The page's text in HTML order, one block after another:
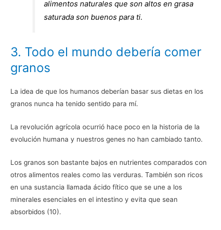
alimentos naturales que son altos en grasa
saturada son buenos para ti.
3. Todo el mundo debería comer
granos
La idea de que los humanos deberían basar sus dietas en los
granos nunca ha tenido sentido para mí.
La revolución agrícola ocurrió hace poco en la historia de la
evolución humana y nuestros genes no han cambiado tanto.
Los granos son bastante bajos en nutrientes comparados con
otros alimentos reales como las verduras. También son ricos
en una sustancia llamada ácido fítico que se une a los
minerales esenciales en el intestino y evita que sean
absorbidos (10).